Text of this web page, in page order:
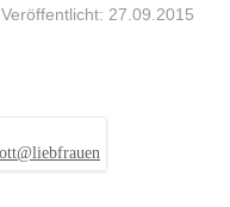
Veröffentlicht: 27.09.2015